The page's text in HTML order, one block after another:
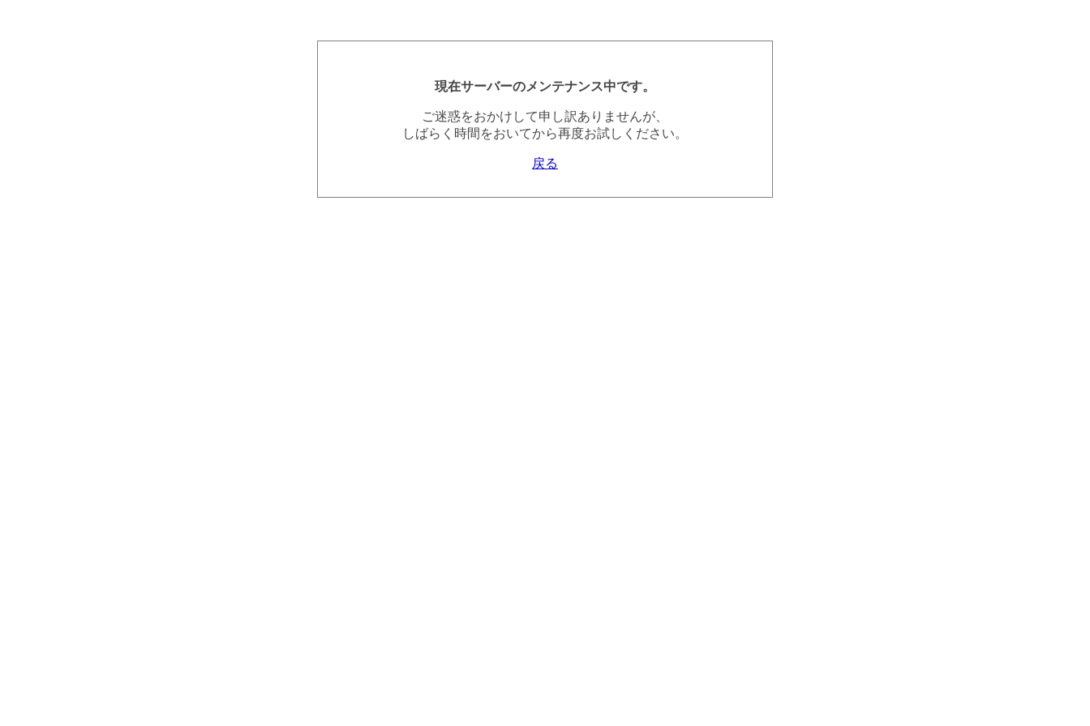
現在サーバーのメンテナンス中です。
ご迷惑をおかけして申し訳ありませんが、
しばらく時間をおいてから再度お試しください。
戻る